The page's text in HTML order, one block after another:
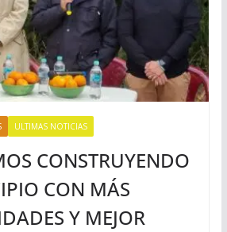
ULTIMAS NOTICIAS
CONSTRUYENDO
CON MÁS
Y MEJOR